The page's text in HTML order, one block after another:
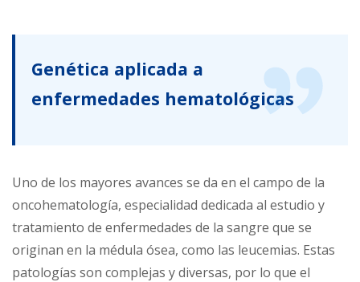
Genética aplicada a
enfermedades hematológicas
Uno de los mayores avances se da en el campo de la
oncohematología, especialidad dedicada al estudio y
tratamiento de enfermedades de la sangre que se
originan en la médula ósea, como las leucemias. Estas
patologías son complejas y diversas, por lo que el